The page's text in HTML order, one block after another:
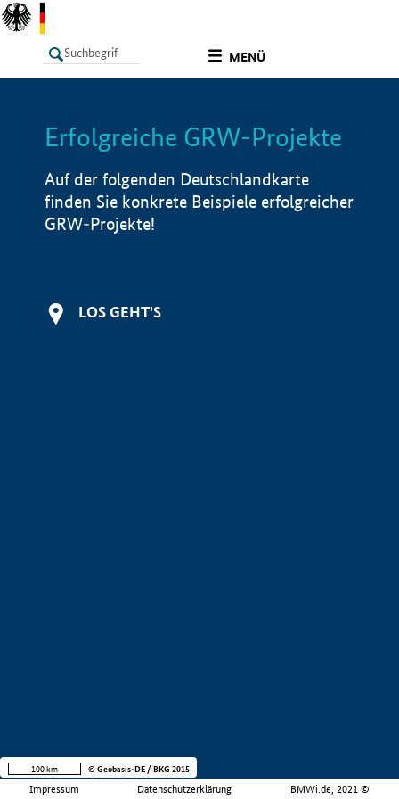
MENÜ
LISTE Info
Erfolgreiche GRW-Projekte
Auf der folgenden Deutschlandkarte
finden Sie konkrete Beispiele erfolgreicher
GRW-Projekte!
LOS GEHT'S
Impressum Datenschutzerklärung BMWi.de, 2021 ©
100 km © Geobasis-DE / BKG 2015